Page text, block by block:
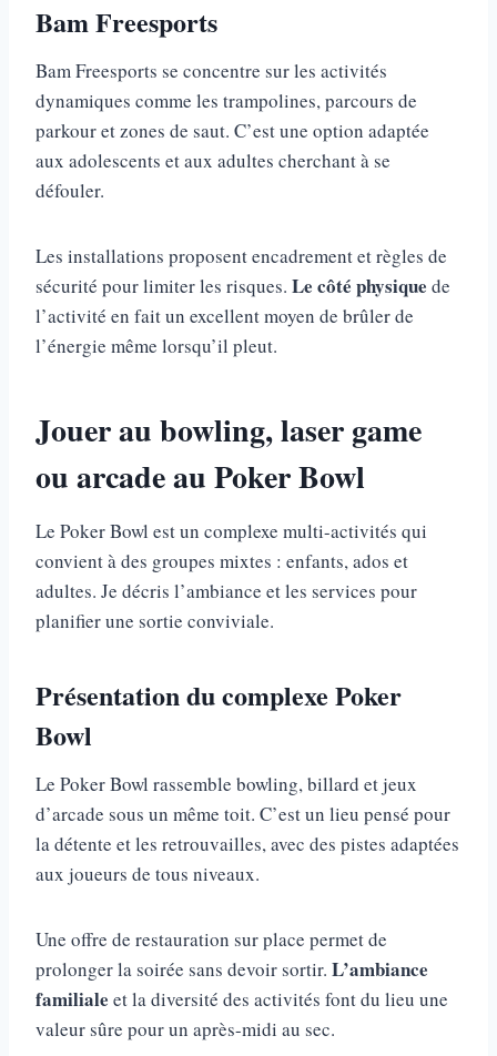
Bam Freesports
Bam Freesports se concentre sur les activités
dynamiques comme les trampolines, parcours de
parkour et zones de saut. C’est une option adaptée
aux adolescents et aux adultes cherchant à se
défouler.
Les installations proposent encadrement et règles de
sécurité pour limiter les risques. Le côté physique de
l’activité en fait un excellent moyen de brûler de
l’énergie même lorsqu’il pleut.
Jouer au bowling, laser game
ou arcade au Poker Bowl
Le Poker Bowl est un complexe multi-activités qui
convient à des groupes mixtes : enfants, ados et
adultes. Je décris l’ambiance et les services pour
planifier une sortie conviviale.
Présentation du complexe Poker
Bowl
Le Poker Bowl rassemble bowling, billard et jeux
d’arcade sous un même toit. C’est un lieu pensé pour
la détente et les retrouvailles, avec des pistes adaptées
aux joueurs de tous niveaux.
Une offre de restauration sur place permet de
prolonger la soirée sans devoir sortir. L’ambiance
familiale et la diversité des activités font du lieu une
valeur sûre pour un après-midi au sec.